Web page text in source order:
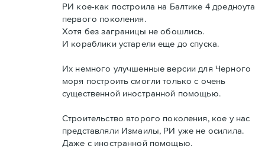
РИ кое-как построила на Балтике 4 дредноута
первого поколения.
Хотя без заграницы не обошлись.
И кораблики устарели еще до спуска.
Их немного улучшенные версии для Черного
моря построить смогли только с очень
существенной иностранной помощью.
Строительство второго поколения, кое у нас
представляли Измаилы, РИ уже не осилила.
Даже с иностранной помощью.